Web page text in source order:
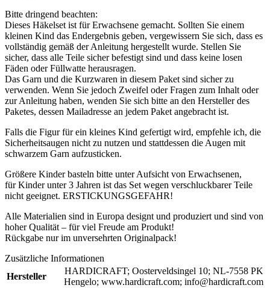
Bitte dringend beachten:
Dieses Häkelset ist für Erwachsene gemacht. Sollten Sie einem
kleinen Kind das Endergebnis geben, vergewissern Sie sich, dass es
vollständig gemäß der Anleitung hergestellt wurde. Stellen Sie
sicher, dass alle Teile sicher befestigt sind und dass keine losen
Fäden oder Füllwatte herausragen.
Das Garn und die Kurzwaren in diesem Paket sind sicher zu
verwenden. Wenn Sie jedoch Zweifel oder Fragen zum Inhalt oder
zur Anleitung haben, wenden Sie sich bitte an den Hersteller des
Paketes, dessen Mailadresse an jedem Paket angebracht ist.
Falls die Figur für ein kleines Kind gefertigt wird, empfehle ich, die
Sicherheitsaugen nicht zu nutzen und stattdessen die Augen mit
schwarzem Garn aufzusticken.
Größere Kinder basteln bitte unter Aufsicht von Erwachsenen,
für Kinder unter 3 Jahren ist das Set wegen verschluckbarer Teile
nicht geeignet. ERSTICKUNGSGEFAHR!
Alle Materialien sind in Europa designt und produziert und sind von
hoher Qualität – für viel Freude am Produkt!
Rückgabe nur im unversehrten Originalpack!
Zusätzliche Informationen
Hersteller
HARDICRAFT; Oosterveldsingel 10; NL-7558 PK
Hengelo; www.hardicraft.com; info@hardicraft.com